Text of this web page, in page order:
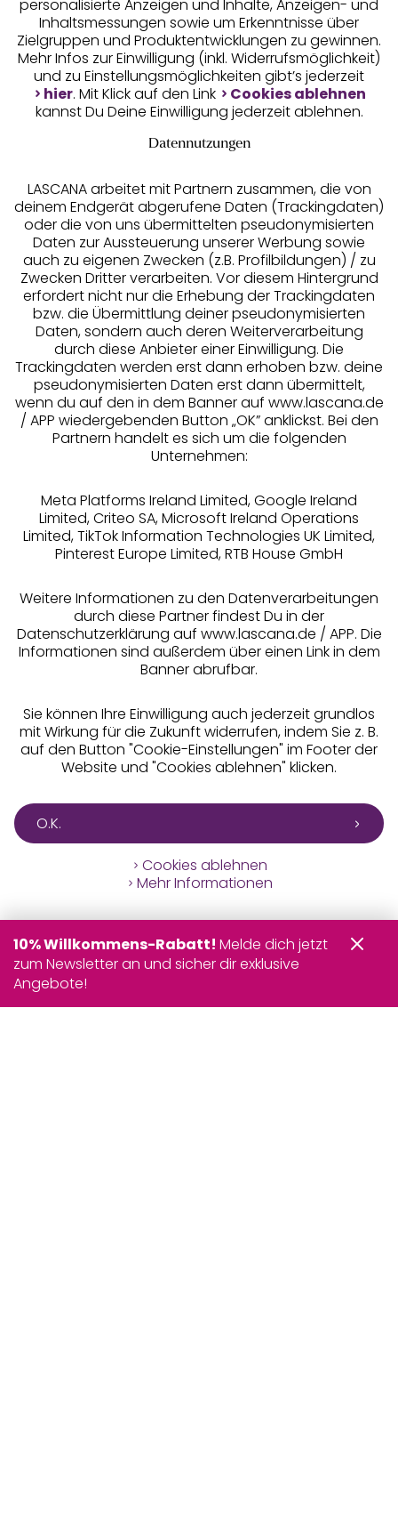
Unsere Apps
Services
Beratung
Über uns
Rechtliches
Alle Preise inkl. MwSt., zzgl.
Versandkosten
personalisierte Anzeigen und Inhalte, Anzeigen- und
Inhaltsmessungen sowie um Erkenntnisse über
Zielgruppen und Produktentwicklungen zu gewinnen.
Mehr Infos zur Einwilligung (inkl. Widerrufsmöglichkeit)
und zu Einstellungsmöglichkeiten gibt’s jederzeit
hier. Mit Klick auf den Link
Cookies ablehnen
kannst Du Deine Einwilligung jederzeit ablehnen.
Datennutzungen
LASCANA arbeitet mit Partnern zusammen, die von
deinem Endgerät abgerufene Daten (Trackingdaten)
oder die von uns übermittelten pseudonymisierten
Daten zur Aussteuerung unserer Werbung sowie
auch zu eigenen Zwecken (z.B. Profilbildungen) / zu
Zwecken Dritter verarbeiten. Vor diesem Hintergrund
erfordert nicht nur die Erhebung der Trackingdaten
bzw. die Übermittlung deiner pseudonymisierten
Daten, sondern auch deren Weiterverarbeitung
durch diese Anbieter einer Einwilligung. Die
Trackingdaten werden erst dann erhoben bzw. deine
pseudonymisierten Daten erst dann übermittelt,
wenn du auf den in dem Banner auf www.lascana.de
/ APP wiedergebenden Button „OK” anklickst. Bei den
Partnern handelt es sich um die folgenden
Unternehmen:
Meta Platforms Ireland Limited, Google Ireland
Limited, Criteo SA, Microsoft Ireland Operations
Limited, TikTok Information Technologies UK Limited,
Pinterest Europe Limited, RTB House GmbH
Weitere Informationen zu den Datenverarbeitungen
durch diese Partner findest Du in der
Datenschutzerklärung auf www.lascana.de / APP. Die
Informationen sind außerdem über einen Link in dem
Banner abrufbar.
Sie können Ihre Einwilligung auch jederzeit grundlos
mit Wirkung für die Zukunft widerrufen, indem Sie z. B.
auf den Button "Cookie-Einstellungen" im Footer der
Website und "Cookies ablehnen" klicken.
O.K.
Cookies ablehnen
Mehr Informationen
10% Willkommens-Rabatt! Melde dich jetzt
zum Newsletter an und sicher dir exklusive
Angebote!